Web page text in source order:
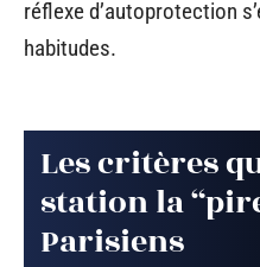
réflexe d’autoprotection
habitudes.
Les critères
station la
Parisiens